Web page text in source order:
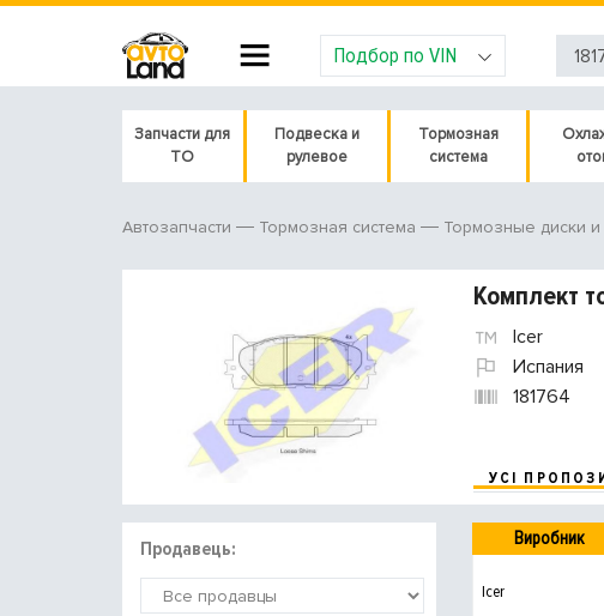
Подбор по VIN
Запчасти для
ТО
Подвеска и
рулевое
Тормозная
система
Автозапчасти Тормозная система Тормозные диски и
Комплект
Icer
Испания
181764
УСІ
Продавець: Виробник
Icer